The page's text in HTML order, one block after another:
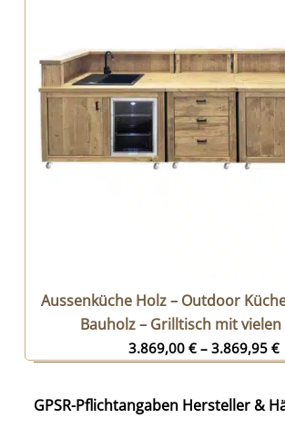
Aussenküche Holz – Outdoor
Bauholz – Grilltisch mit vielen
3.869,00 €– 3.869,95 €
GPSR-Pflichtangaben Hersteller &